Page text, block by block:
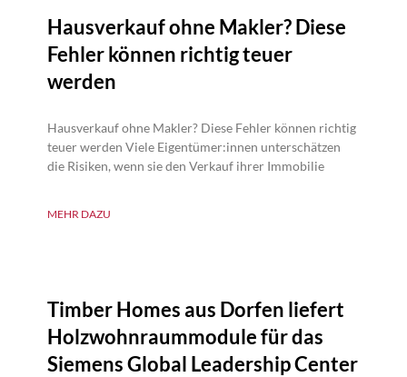
Hausverkauf ohne Makler? Diese
Fehler können richtig teuer
werden
Hausverkauf ohne Makler? Diese Fehler können richtig
teuer werden Viele Eigentümer:innen unterschätzen
die Risiken, wenn sie den Verkauf ihrer Immobilie
MEHR DAZU
Timber Homes aus Dorfen liefert
Holzwohnraummodule für das
Siemens Global Leadership Center